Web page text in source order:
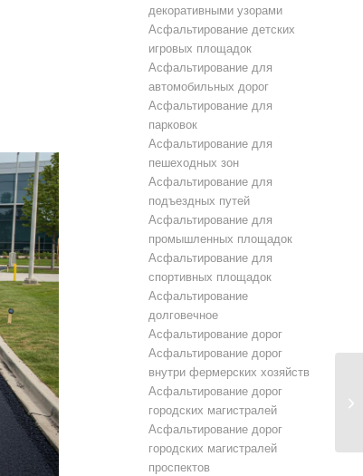
декоративными узорами
Асфальтирование детских
игровых площадок
Асфальтирование для
автомобильных дорог
Асфальтирование для
парковок
Асфальтирование для
пешеходных зон
Асфальтирование для
подъездных путей
Асфальтирование для
промышленных площадок
Асфальтирование для
спортивных площадок
Асфальтирование
долговечное
Асфальтирование дорог
Асфальтирование дорог
внутри фермерских хозяйств
Асфальтирование дорог
городских магистралей
Асфальтирование дорог
городских магистралей
проспектов